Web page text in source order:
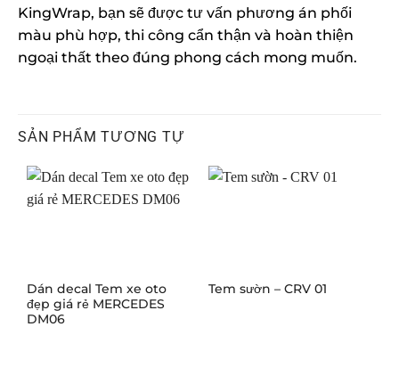
KingWrap, bạn sẽ được tư vấn phương án phối
màu phù hợp, thi công cẩn thận và hoàn thiện
ngoại thất theo đúng phong cách mong muốn.
SẢN PHẨM TƯƠNG TỰ
Dán decal Tem xe oto
đẹp giá rẻ MERCEDES
DM06
Tem sườn – CRV 01